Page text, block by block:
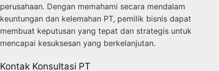
perusahaan. Dengan memahami secara mendalam
keuntungan dan kelemahan PT, pemilik bisnis dapat
membuat keputusan yang tepat dan strategis untuk
mencapai kesuksesan yang berkelanjutan.
Kontak Konsultasi PT